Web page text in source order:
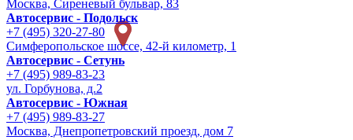
Москва, Сиреневый бульвар, 83
Автосервис - Подольск
+7 (495) 320-27-80
Симферопольское шоссе, 42-й километр, 1
Автосервис - Сетунь
+7 (495) 989-83-23
ул. Горбунова, д.2
Автосервис - Южная
+7 (495) 989-83-27
Москва, Днепропетровский проезд, дом 7